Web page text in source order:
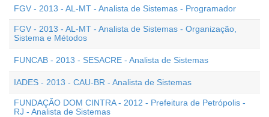
FGV - 2013 - AL-MT - Analista de Sistemas - Programador
FGV - 2013 - AL-MT - Analista de Sistemas - Organização,
Sistema e Métodos
FUNCAB - 2013 - SESACRE - Analista de Sistemas
IADES - 2013 - CAU-BR - Analista de Sistemas
FUNDAÇÃO DOM CINTRA - 2012 - Prefeitura de Petrópolis -
RJ - Analista de Sistemas